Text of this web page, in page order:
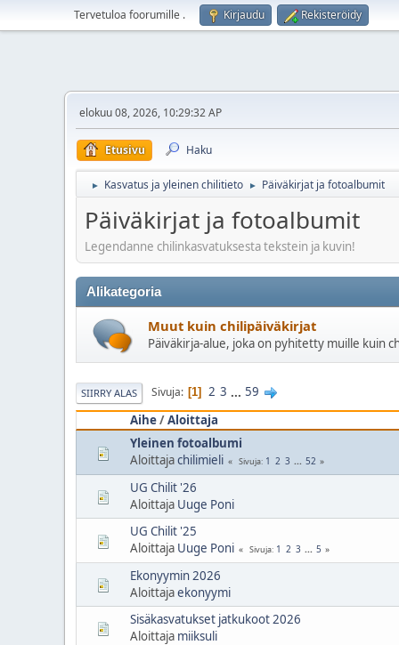
Tervetuloa foorumille . Kirjaudu Rekisteröidy
elokuu 08, 2026, 10:29:32 AP
Etusivu Haku
► Kasvatus ja yleinen chilitieto ► Päiväkirjat ja fotoalbumit
Päiväkirjat ja fotoalbumit
Legendanne chilinkasvatuksesta tekstein ja kuvin!
Alikategoria
Muut kuin chilipäiväkirjat
Päiväkirja-alue, joka on pyhitetty muille kuin
SIIRRY ALAS Sivuja 1 2 3 ... 59
Aihe/Aloittaja
Yleinen fotoalbumi
Aloittajachilimieli Sivuja 1 2 3 ... 52
UG Chilit '26
Aloittaja Uuge Poni
UG Chilit '25
Aloittaja Uuge Poni Sivuja 1 2 3 ... 5
Ekonyymin 2026
Aloittajaekonyymi
Sisäkasvatukset jatkukoot 2026
Aloittaja miiksuli